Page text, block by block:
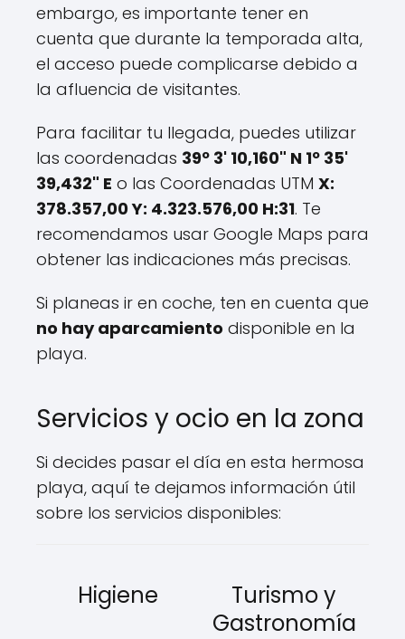
embargo, es importante tener en
cuenta que durante la temporada alta,
el acceso puede complicarse debido a
la afluencia de visitantes.
Para facilitar tu llegada, puedes utilizar
las coordenadas 39º 3' 10,160" N 1º 35'
39,432" E o las Coordenadas UTM X:
378.357,00 Y: 4.323.576,00 H:31. Te
recomendamos usar Google Maps para
obtener las indicaciones más precisas.
Si planeas ir en coche, ten en cuenta que
no hay aparcamiento disponible en la
playa.
Servicios y ocio en la zona
Si decides pasar el día en esta hermosa
playa, aquí te dejamos información útil
sobre los servicios disponibles:
Higiene
Turismo y
Gastronomía